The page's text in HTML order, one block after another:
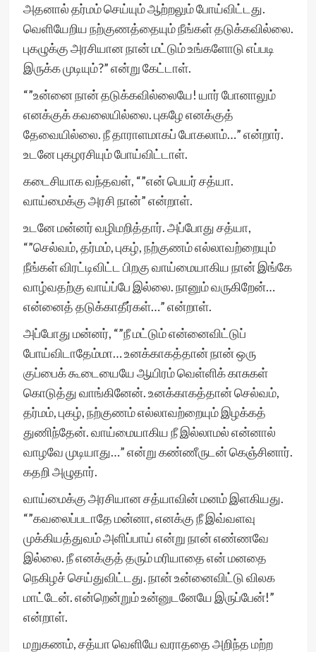
அதனால் தர்மம் செய்யும் ஆற்றலும் போய்விட்டது.
வெளியேறிய நற்குணத்தையும் நீங்கள் தடுக்கவில்லை.
புகழுக்கு அரசியான நான் மட்டும் உங்களோடு எப்படி
இருக்க முடியும்?” என்று கேட்டாள்.
“”உன்னை நான் தடுக்கவில்லையே! யார் போனாலும்
எனக்குக் கவலையில்லை. புகழே எனக்குத்
தேவையில்லை. நீ தாராளமாகப் போகலாம்…” என்றார்.
உடனே புகழரசியும் போய்விட்டாள்.
கடைசியாக வந்தவள், “”என் பெயர் சத்யா.
வாய்மைக்கு அரசி நான்” என்றாள்.
உடனே மன்னர் வழிமறித்தார். அப்போது சத்யா,
“”செல்வம், தர்மம், புகழ், நற்குணம் எல்லாவற்றையும்
நீங்கள் விரட்டிவிட்ட பிறகு வாய்மையாகிய நான் இங்கே
வாழ்வதற்கு வாய்ப்பே இல்லை. நானும் வருகிறேன்…
என்னைத் தடுக்காதீர்கள்…” என்றாள்.
அப்போது மன்னர், “”நீ மட்டும் என்னைவிட்டுப்
போய்விடாதேம்மா… உனக்காகத்தான் நான் ஒரு
குப்பைக் கூடையையே ஆயிரம் வெள்ளிக் காசுகள்
கொடுத்து வாங்கினேன். உனக்காகத்தான் செல்வம்,
தர்மம், புகழ், நற்குணம் எல்லாவற்றையும் இழக்கத்
துணிந்தேன். வாய்மையாகிய நீ இல்லாமல் என்னால்
வாழவே முடியாது…” என்று கண்ணீருடன் கெஞ்சினார்.
கதறி அழுதார்.
வாய்மைக்கு அரசியான சத்யாவின் மனம் இளகியது.
“”கவலைப்படாதே மன்னா, எனக்கு நீ இவ்வளவு
முக்கியத்துவம் அளிப்பாய் என்று நான் எண்ணவே
இல்லை. நீ எனக்குத் தரும் மரியாதை என் மனதை
நெகிழச் செய்துவிட்டது. நான் உன்னைவிட்டு விலக
மாட்டேன். என்றென்றும் உன்னுடனேயே இருப்பேன்!”
என்றாள்.
மறுகணம், சத்யா வெளியே வராததை அறிந்த மற்ற